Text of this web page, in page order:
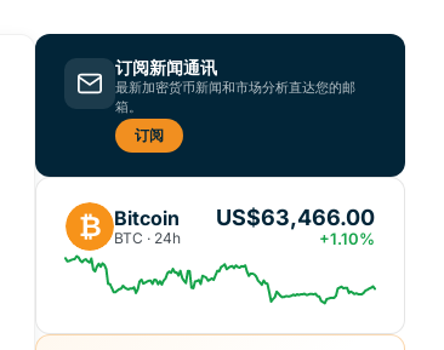
订阅新闻通讯
最新加密货币新闻和市场分析直达您的邮
箱。
订阅
₿ Bitcoin
BTC · 24h
US$63,466.00
+1.10%